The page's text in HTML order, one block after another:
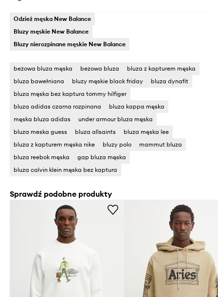
Odzież męska New Balance
Bluzy męskie New Balance
Bluzy nierozpinane męskie New Balance
beżowa bluza męska bezowa bluza
bluza z kapturem męska
bluza bawełniana
bluzy męskie black friday
bluza dynafit
bluza męska bez kaptura tommy hilfiger
bluza adidas czarna rozpinana
bluza kappa męska
męska bluza adidas
under armour bluza męska
bluza meska guess
bluza allsaints
bluza męska lee
bluza z kapturem męska nike
bluzy polo
mammut bluza
bluza reebok męska
gap bluza męska
bluza calvin klein męska bez kaptura
Sprawdź podobne produkty